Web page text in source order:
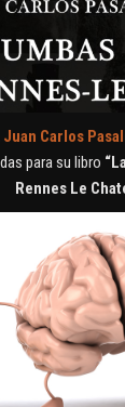
Juan Carlos
para su libro
Rennes Le